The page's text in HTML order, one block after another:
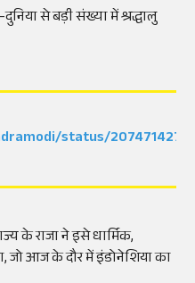
से बड़ी संख्या में श्रद्धालु
status/
के राजा ने इसे धार्मिक,
जो आज के दौर में इंडोनेशिया का